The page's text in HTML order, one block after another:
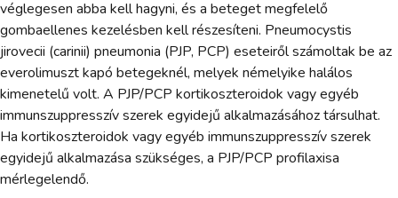
véglegesen abba kell hagyni, és a beteget megfelelő
gombaellenes kezelésben kell részesíteni. Pneumocystis
jirovecii (carinii) pneumonia (PJP, PCP) eseteiről számoltak be az
everolimuszt kapó betegeknél, melyek némelyike halálos
kimenetelű volt. A PJP/PCP kortikoszteroidok vagy egyéb
immunszuppresszív szerek egyidejű alkalmazásához társulhat.
Ha kortikoszteroidok vagy egyéb immunszuppresszív szerek
egyidejű alkalmazása szükséges, a PJP/PCP profilaxisa
mérlegelendő.